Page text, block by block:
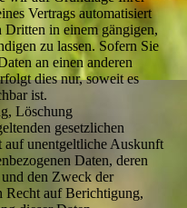
Vertrags automatisiert
Dritten in einem gängigen,
zu lassen. Sofern Sie
an einen anderen
dies nur, soweit es
ist.
Löschung
gesetzlichen
auf unentgeltliche Auskunft
Daten, deren
den Zweck der
Recht auf Berichtigung,